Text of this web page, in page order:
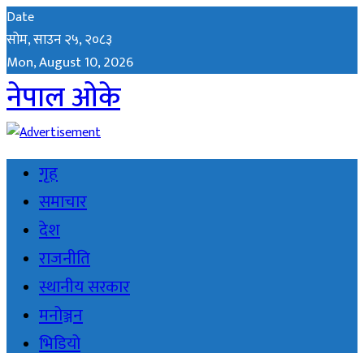
Date
सोम, साउन २५, २०८३
Mon, August 10, 2026
नेपाल ओके
गृह
समाचार
देश
राजनीति
स्थानीय सरकार
मनोञ्जन
भिडियो